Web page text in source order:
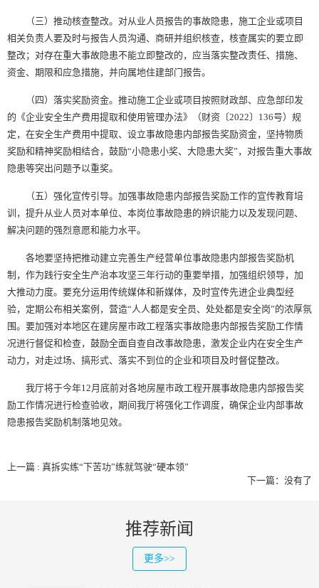
（三）推动核查整改。对从业人员报告的事故隐患，施工企业或项目
相关负责人要及时与报告人员沟通、商研并组织核查，核查属实的要立即
整改；对存在重大事故隐患不能立即整改的，应当落实整改责任、措施、
资金、期限和应急措施，并向属地住建部门报告。
（四）落实奖励资金。推动施工企业或项目按照财政部、应急部印发
的《企业安全生产费用提取和使用管理办法》（财资〔2022〕136号）规
定，在安全生产费用中提取、设立事故隐患内部报告奖励资金，坚持物质
奖励和精神奖励相结合，鼓励“小隐患小奖、大隐患大奖”，对报告重大事故
隐患等突出问题予以重奖。
（五）强化宣传引导。加强事故隐患内部报告奖励工作的宣传教育培
训，提升从业人员对本单位、本岗位事故隐患的辨识能力以及发现问题、
解决问题的强烈意愿和能力水平。
各地要坚持把推动建立完善生产经营单位事故隐患内部报告奖励机
制，作为践行安全生产治本攻坚三年行动的重要举措，加强组织领导，加
大推动力度。要充分运用传统媒体和新媒体，及时宣传先进企业典型经
验，定期公布相关案例，营造“人人都是安全员、处处都是安全岗”的浓厚氛
围。要加强对本地区在建房屋市政工程落实事故隐患内部报告奖励工作情
况进行督促和检查，鼓励全面自查自改事故隐患，激发企业内在安全生产
动力，对走过场、搞形式、落实不到位的企业和项目及时督促整改。
我厅将于今年12月底前对各地房屋市政工程开展事故隐患内部报告奖
励工作情况进行检查验收，期间我厅将强化工作调度，确保企业内部事故
隐患报告奖励机制落地见效。
上一篇 : 真拆实练“下苦功”练就驾驶“硬本领”
下一篇：没有了
推荐新闻
更多>>